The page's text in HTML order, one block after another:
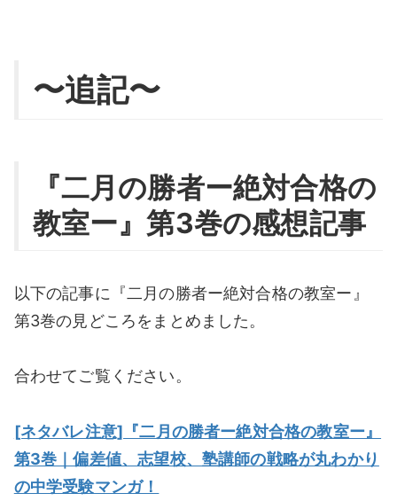
〜追記〜
『二月の勝者ー絶対合格の
教室ー』第3巻の感想記事
以下の記事に『二月の勝者ー絶対合格の教室ー』
第3巻の見どころをまとめました。
合わせてご覧ください。
[ネタバレ注意]『二月の勝者ー絶対合格の教室ー』
第3巻｜偏差値、志望校、塾講師の戦略が丸わかり
の中学受験マンガ！